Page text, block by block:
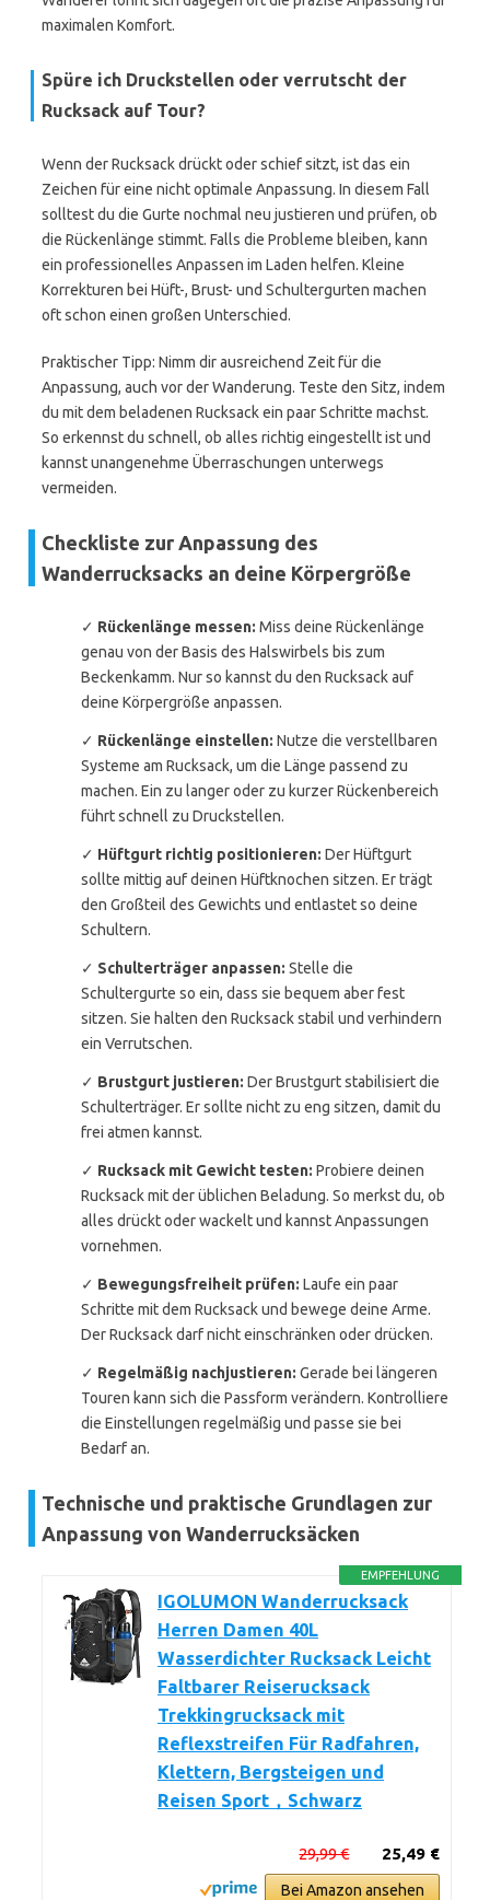
maximalen Komfort.
Spüre ich Druckstellen oder verrutscht der
Rucksack auf Tour?
Wenn der Rucksack drückt oder schief sitzt, ist das ein
Zeichen für eine nicht optimale Anpassung. In diesem Fall
solltest du die Gurte nochmal neu justieren und prüfen, ob
die Rückenlänge stimmt. Falls die Probleme bleiben, kann
ein professionelles Anpassen im Laden helfen. Kleine
Korrekturen bei Hüft-, Brust- und Schultergurten machen
oft schon einen großen Unterschied.
Praktischer Tipp: Nimm dir ausreichend Zeit für die
Anpassung, auch vor der Wanderung. Teste den Sitz, indem
du mit dem beladenen Rucksack ein paar Schritte machst.
So erkennst du schnell, ob alles richtig eingestellt ist und
kannst unangenehme Überraschungen unterwegs
vermeiden.
Checkliste zur Anpassung des
Wanderrucksacks an deine Körpergröße
✓ Rückenlänge messen: Miss deine Rückenlänge
genau von der Basis des Halswirbels bis zum
Beckenkamm. Nur so kannst du den Rucksack auf
deine Körpergröße anpassen.
✓ Rückenlänge einstellen: Nutze die verstellbaren
Systeme am Rucksack, um die Länge passend zu
machen. Ein zu langer oder zu kurzer Rückenbereich
führt schnell zu Druckstellen.
✓ Hüftgurt richtig positionieren: Der Hüftgurt
sollte mittig auf deinen Hüftknochen sitzen. Er trägt
den Großteil des Gewichts und entlastet so deine
Schultern.
✓ Schulterträger anpassen: Stelle die
Schultergurte so ein, dass sie bequem aber fest
sitzen. Sie halten den Rucksack stabil und verhindern
ein Verrutschen.
✓ Brustgurt justieren: Der Brustgurt stabilisiert die
Schulterträger. Er sollte nicht zu eng sitzen, damit du
frei atmen kannst.
✓ Rucksack mit Gewicht testen: Probiere deinen
Rucksack mit der üblichen Beladung. So merkst du, ob
alles drückt oder wackelt und kannst Anpassungen
vornehmen.
✓ Bewegungsfreiheit prüfen: Laufe ein paar
Schritte mit dem Rucksack und bewege deine Arme.
Der Rucksack darf nicht einschränken oder drücken.
✓ Regelmäßig nachjustieren: Gerade bei längeren
Touren kann sich die Passform verändern. Kontrolliere
die Einstellungen regelmäßig und passe sie bei
Bedarf an.
Technische und praktische Grundlagen zur
Anpassung von Wanderrucksäcken
EMPFEHLUNG
IGOLUMON Wanderrucksack
Herren Damen 40L
Wasserdichter Rucksack Leicht
Faltbarer Reiserucksack
Trekkingrucksack mit
Reflexstreifen Für Radfahren,
Klettern, Bergsteigen und
Reisen Sport，Schwarz
25,49 €
29,99 €
Bei Amazon ansehen